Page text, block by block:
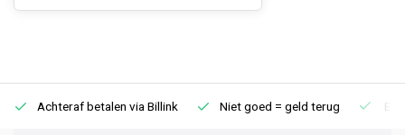
Achteraf betalen via Billink Niet goed = geld terug